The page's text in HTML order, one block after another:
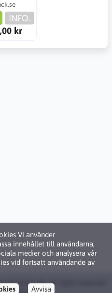
INFO.
kr
Vi använder
innehållet till användarna,
medier och analysera vår
vid fortsatt användande av
Avvisa
AB. All rights reserved ·